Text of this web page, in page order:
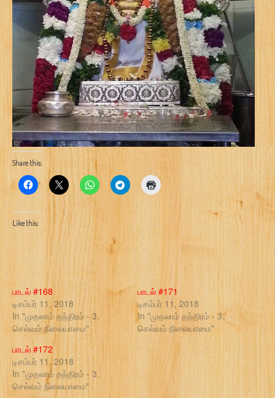
Share this:
Like this:
பாடல் #168
டிசம்பர் 11, 2018
In "முதலாம் தந்திரம் - 3.
செல்வம் நிலையாமை"
பாடல் #171
டிசம்பர் 11, 2018
In "முதலாம் தந்திரம் - 3.
செல்வம் நிலையாமை"
பாடல் #172
டிசம்பர் 11, 2018
In "முதலாம் தந்திரம் - 3.
செல்வம் நிலையாமை"